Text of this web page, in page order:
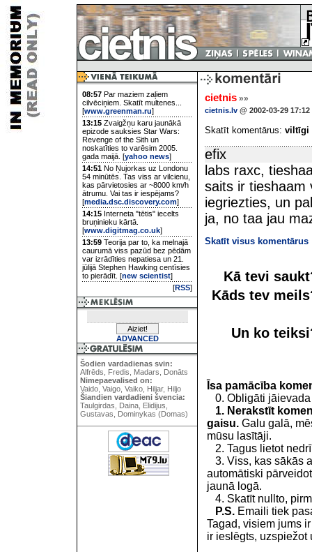
08:57 Par maziem zaļiem
cilvēciņiem. Skatīt multenes...
[www.greenman.ru]
13:15 Zvaigžņu karu jaunākā
epizode sauksies Star Wars:
Revenge of the Sith un
noskatīties to varēsim 2005.
gada maijā. [yahoo news]
14:51 No Ņujorkas uz Londonu
54 minūtēs. Tas viss ar vilcienu,
kas pārvietosies ar ~8000 km/h
ātrumu. Vai tas ir iespējams?
[media.dsc.discovery.com]
14:15 Interneta "tētis" iecelts
bruņinieku kārtā.
[www.digitmag.co.uk]
13:59 Teorija par to, ka melnajā
caurumā viss pazūd bez pēdām
var izrādīties nepatiesa un 21.
jūlijā Stephen Hawking centīsies
to pierādīt. [new scientist]
[RSS]
ADVANCED
Šodien vardadienas svin:
Alfrēds, Fredis, Madars, Donāts
Nimepaevalised on:
Vaido, Vaigo, Vaiko, Hiljar, Hiljo
Šiandien vardadieni švencia:
Taulgirdas, Daina, Elidijus,
Gustavas, Dominykas (Domas)
cietnis »»
cietnis.lv @ 2002-03-29 17:12
Skatīt komentārus: viltīgi
efix
labs raxc,
saits ir tieshaam
iegriezties, un
ja, no taa jau
Skatīt visus komentārus
Kā tevi
Kāds tev
Un ko
Īsa pamācība
0. Obligāti jāievada
1. Nerakstīt
gaisu. Galu galā,
mūsu lasītāji.
2. Tagus lietot
3. Viss, kas sākās
automātiski
jaunā logā.
4. Skatīt nullto,
P.S. Emaili tiek
Tagad, visiem jums
ir ieslēgts, uzspiežot